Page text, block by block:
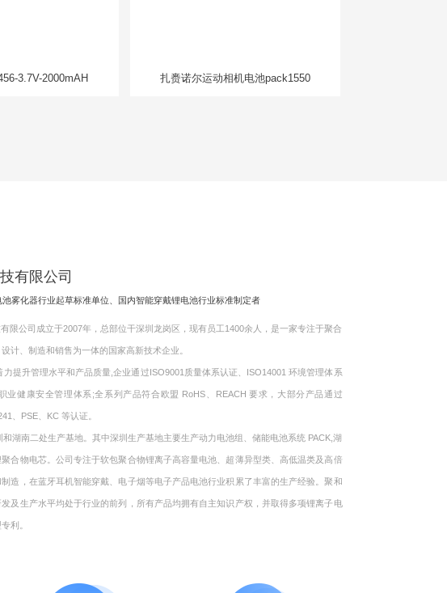
3.7V-2000mAH 扎赉诺尔运动相机电池pack1550
有限公司
雾化器行业起草标准单位、国内智能穿戴锂电池行业标准制定者
公司成立于2007年，总部位干深圳龙岗区，现有员工1400余人，是一家专注于聚合
计、制造和销售为一体的国家高新技术企业。
升管理水平和产品质量,企业通过ISO9001质量体系认证、ISO14001 环境管理体系
业健康安全管理体系;全系列产品符合欧盟 RoHS、REACH 要求，大部分产品通过
、PSE、KC 等认证。
南二处生产基地。其中深圳生产基地主要生产动力电池组、储能电池系统 PACK,湖
合物电芯。公司专注于软包聚合物锂离子高容量电池、超薄异型类、高低温类及高倍
造，在蓝牙耳机智能穿戴、电子烟等电子产品电池行业积累了丰富的生产经验。聚和
及生产水平均处于行业的前列，所有产品均拥有自主知识产权，并取得多项锂离子电
利。